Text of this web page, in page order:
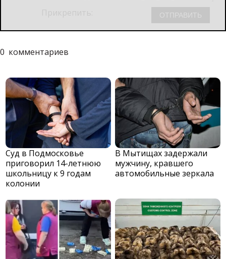
0 комментариев
Суд в Подмосковье
приговорил 14-летнюю
школьницу к 9 годам
колонии
В Мытищах задержали
мужчину, кравшего
автомобильные зеркала